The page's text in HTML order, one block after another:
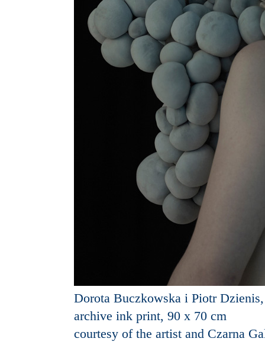
Dorota Buczkowska i Piotr
archive ink print, 90 x 70 cm
courtesy of the artist and Czarna